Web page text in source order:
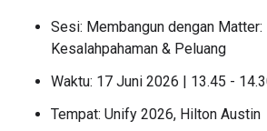
Sesi: Membangun dengan Matter:
Kesalahpahaman & Peluang
Waktu: 17 Juni 2026 | 13.45 -
Tempat: Unify 2026, Hilton Austin